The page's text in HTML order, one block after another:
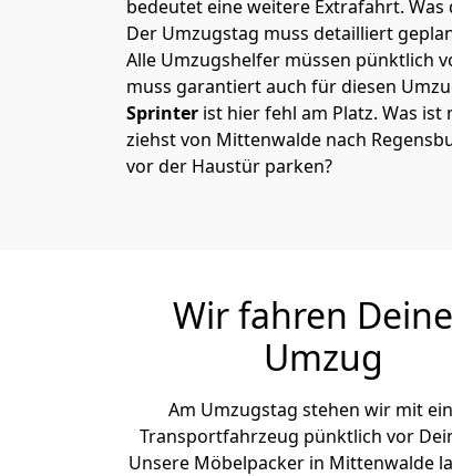
bedeutet eine weitere Extrafahrt.
Der Umzugstag muss detailliert
Alle Umzugshelfer müssen pünktlich
muss garantiert auch für diesen
Sprinter ist hier fehl am Platz. Was
ziehst von Mittenwalde nach
vor der Haustür parken?
Wir fahren
Umzug
Am Umzugstag stehen wir mit
Transportfahrzeug pünktlich vor
Unsere Möbelpacker in Mittenwalde